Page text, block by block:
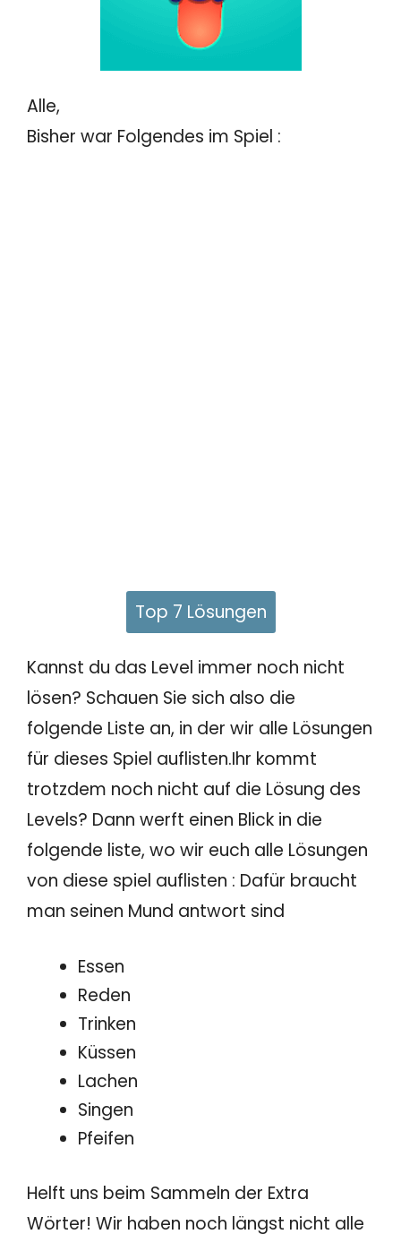
Alle,
Bisher war Folgendes im Spiel :
Top 7 Lösungen
Kannst du das Level immer noch nicht
lösen? Schauen Sie sich also die
folgende Liste an, in der wir alle Lösungen
für dieses Spiel auflisten.Ihr kommt
trotzdem noch nicht auf die Lösung des
Levels? Dann werft einen Blick in die
folgende liste, wo wir euch alle Lösungen
von diese spiel auflisten : Dafür braucht
man seinen Mund antwort sind
Essen
Reden
Trinken
Küssen
Lachen
Singen
Pfeifen
Helft uns beim Sammeln der Extra
Wörter! Wir haben noch längst nicht alle